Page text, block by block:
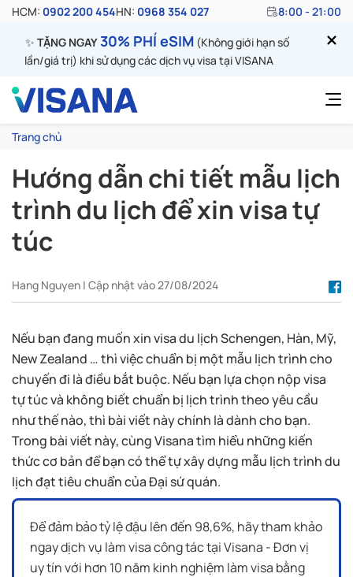
HCM: 0902 200 454HN: 0968 354 027 8:00 - 21:00
✨ TẶNG NGAY30% PHÍ eSIM (Không giới hạn số
lần/giá trị) khi sử dụng các dịch vụ visa tại VISANA
Trang chủ
Hướng dẫn chi tiết mẫu lịch
trình du lịch để xin visa tự
túc
Hang Nguyen | Cập nhật vào 27/08/2024
Nếu bạn đang muốn xin visa du lịch Schengen, Hàn, Mỹ,
New Zealand … thì việc chuẩn bị một mẫu lịch trình cho
chuyến đi là điều bắt buộc. Nếu bạn lựa chọn nộp visa
tự túc và không biết chuẩn bị lịch trình theo yêu cầu
như thế nào, thì bài viết này chính là dành cho bạn.
Trong bài viết này, cùng Visana tìm hiểu những kiến
thức cơ bản để bạn có thể tự xây dựng mẫu lịch trình du
lịch đạt tiêu chuẩn của Đại sứ quán.
Để đảm bảo tỷ lệ đậu lên đến 98,6%, hãy tham khảo
ngay dịch vụ làm visa công tác tại Visana - Đơn vị
uy tín với hơn 10 năm kinh nghiệm làm visa bằng